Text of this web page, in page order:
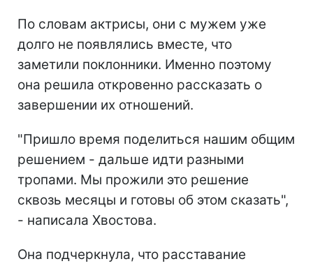
По словам актрисы, они с мужем уже
долго не появлялись вместе, что
заметили поклонники. Именно поэтому
она решила откровенно рассказать о
завершении их отношений.
"Пришло время поделиться нашим общим
решением - дальше идти разными
тропами. Мы прожили это решение
сквозь месяцы и готовы об этом сказать",
- написала Хвостова.
Она подчеркнула, что расставание